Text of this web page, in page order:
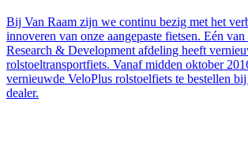
Bij Van Raam zijn we continu bezig met het
innoveren van onze aangepaste fietsen. Eén
Research & Development afdeling heeft
rolstoeltransportfiets. Vanaf midden oktober
vernieuwde VeloPlus rolstoelfiets te bestellen
dealer.